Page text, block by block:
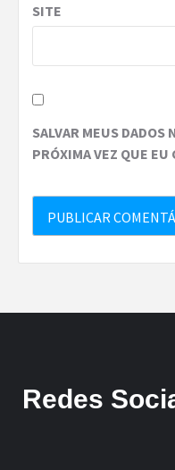
SITE
SALVAR MEUS DADOS
PRÓXIMA VEZ QUE EU
Redes